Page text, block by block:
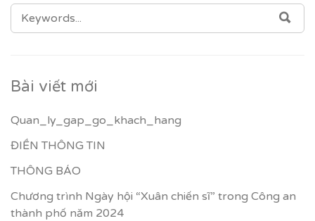
SEARCH
FOR:
Bài viết mới
Quan_ly_gap_go_khach_hang
ĐIỀN THÔNG TIN
THÔNG BÁO
Chương trình Ngày hội “Xuân chiến sĩ” trong Công an
thành phố năm 2024